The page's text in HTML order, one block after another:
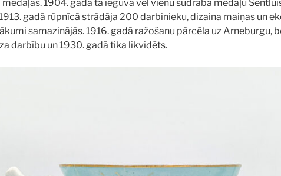
1904. gadā tā ieguva vēl vienu sudraba medaļu
gadā rūpnīcā strādāja 200 darbinieku, dizaina maiņas un
samazinājās. 1916. gadā ražošanu pārcēla uz Arneburgu,
darbību un 1930. gadā tika likvidēts.